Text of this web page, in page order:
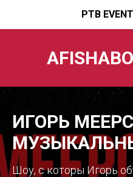
PTB
ИГОРЬ
Шоу, с которы Игорь